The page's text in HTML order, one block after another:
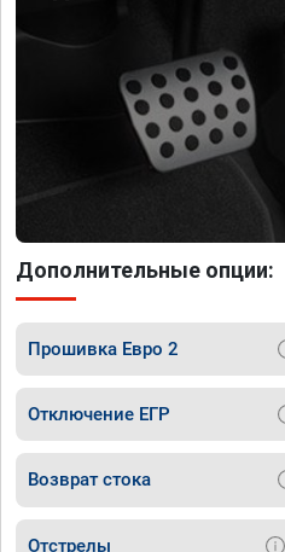
Дополнительные опции:
Прошивка Евро 2
Отключение ЕГР
Возврат стока
Отстрелы